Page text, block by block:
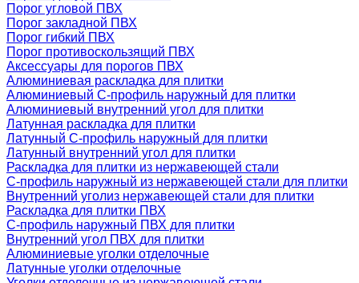
Порог угловой ПВХ
Порог закладной ПВХ
Порог гибкий ПВХ
Порог противоскользящий ПВХ
Аксессуары для порогов ПВХ
Алюминиевая раскладка для плитки
Алюминиевый С-профиль наружный для плитки
Алюминиевый внутренний угол для плитки
Латунная раскладка для плитки
Латунный С-профиль наружный для плитки
Латунный внутренний угол для плитки
Раскладка для плитки из нержавеющей стали
С-профиль наружный из нержавеющей стали для плитки
Внутренний уголиз нержавеющей стали для плитки
Раскладка для плитки ПВХ
С-профиль наружный ПВХ для плитки
Внутренний угол ПВХ для плитки
Алюминиевые уголки отделочные
Латунные уголки отделочные